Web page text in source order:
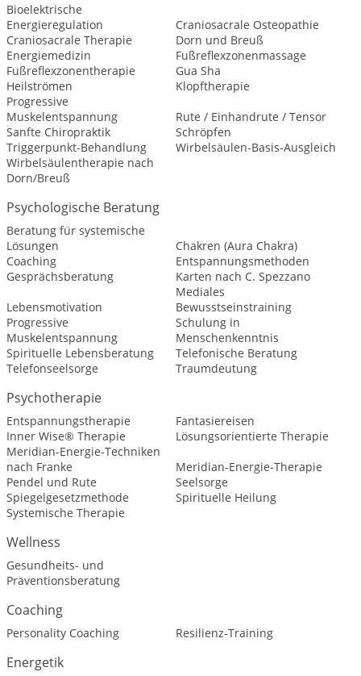
Bioelektrische
Energieregulation
Craniosacrale Osteopathie
Craniosacrale Therapie
Dorn und Breuß
Energiemedizin
Fußreflexzonenmassage
Fußreflexzonentherapie
Gua Sha
Heilströmen
Klopftherapie
Progressive
Muskelentspannung
Rute / Einhandrute / Tensor
Sanfte Chiropraktik
Schröpfen
Triggerpunkt-Behandlung
Wirbelsäulen-Basis-Ausgleich
Wirbelsäulentherapie nach
Dorn/Breuß
Psychologische Beratung
Beratung für systemische
Lösungen
Chakren (Aura Chakra)
Coaching
Entspannungsmethoden
Gesprächsberatung
Karten nach C. Spezzano
Lebensmotivation
Mediales
Bewusstseinstraining
Progressive
Muskelentspannung
Schulung in
Menschenkenntnis
Spirituelle Lebensberatung
Telefonische Beratung
Telefonseelsorge
Traumdeutung
Psychotherapie
Entspannungstherapie
Fantasiereisen
Inner Wise® Therapie
Lösungsorientierte Therapie
Meridian-Energie-Techniken
nach Franke
Meridian-Energie-Therapie
Pendel und Rute
Seelsorge
Spiegelgesetzmethode
Spirituelle Heilung
Systemische Therapie
Wellness
Gesundheits- und
Präventionsberatung
Coaching
Personality Coaching Resilienz-Training
Energetik